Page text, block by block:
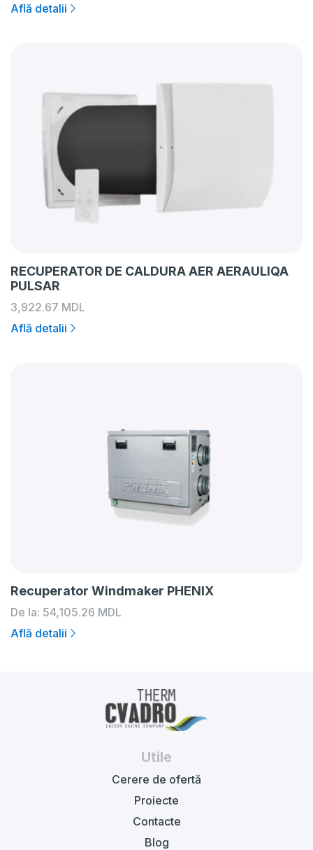
Află detalii
RECUPERATOR DE CALDURA AER AERAULIQA
PULSAR
3,922.67 MDL
Află detalii
Recuperator Windmaker PHENIX
De la: 54,105.26 MDL
Află detalii
Utile
Cerere de ofertă
Proiecte
Contacte
Blog